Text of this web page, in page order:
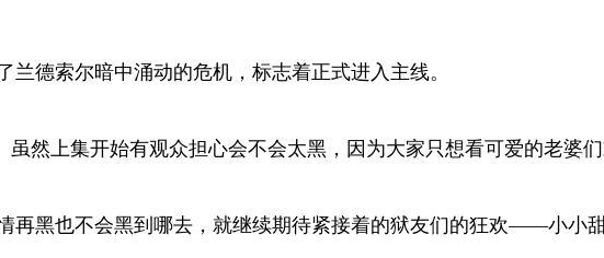
德索尔暗中涌动的危机，标志着正式进入主线。
然上集开始有观众担心会不会太黑，因为大家只想看可爱的老婆们
再黑也不会黑到哪去，就继续期待紧接着的狱友们的狂欢——小小